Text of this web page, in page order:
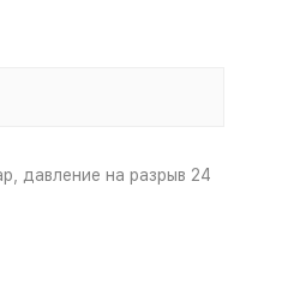
давление на разрыв 24